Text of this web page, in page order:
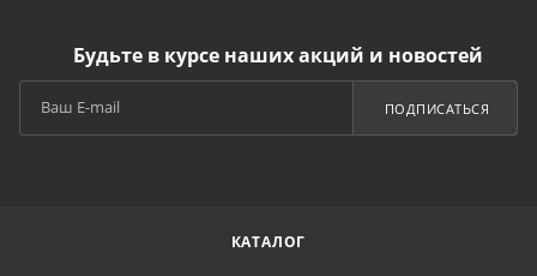
Будьте в курсе наших акций и новостей
ПОДПИСАТЬСЯ
КАТАЛОГ